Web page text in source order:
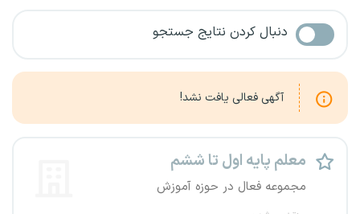
دنبال کردن نتایج جستجو
آگهی فعالی یافت نشد!
معلم پایه اول تا ششم
مجموعه فعال در حوزه آموزش